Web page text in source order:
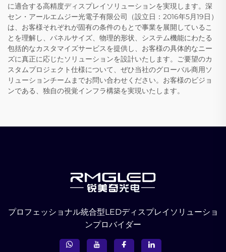
に適合する高精度ディスプレイソリューションを実現します。深
セン・アールエムジー光電子有限公司（設立日：2016年5月19日）
は、お客様それぞれが固有の条件のもとで事業を展開しているこ
とを理解し、パネルサイズ、物理的形状、システム機能にわたる
包括的なカスタマイズサービスを提供し、お客様の具体的なニー
ズに真正に応じたソリューションを設計いたします。ご要望のカ
スタムプロジェクト仕様について、ぜひ当社のグローバル商用ソ
リューションチームまでお問い合わせください。お客様のビジョ
ンである、独自の視覚インフラ構築を実現いたします。
プロフェッショナル統合型LEDディスプレイソリューショ
ンプロバイダー